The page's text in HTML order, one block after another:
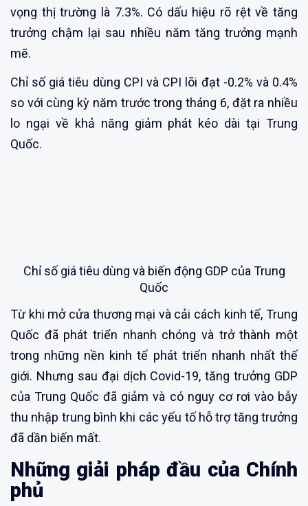
vọng thị trường là 7.3%. Có dấu hiệu rõ rệt về tăng
trưởng chậm lại sau nhiều năm tăng trưởng mạnh
mẽ.
Chỉ số giá tiêu dùng CPI và CPI lõi đạt -0.2% và 0.4%
so với cùng kỳ năm trước trong tháng 6, đặt ra nhiều
lo ngại về khả năng giảm phát kéo dài tại Trung
Quốc.
Chỉ số giá tiêu dùng và biến động GDP của Trung
Quốc
Từ khi mở cửa thương mại và cải cách kinh tế, Trung
Quốc đã phát triển nhanh chóng và trở thành một
trong những nền kinh tế phát triển nhanh nhất thế
giới. Nhưng sau đại dịch Covid-19, tăng trưởng GDP
của Trung Quốc đã giảm và có nguy cơ rơi vào bẫy
thu nhập trung bình khi các yếu tố hỗ trợ tăng trưởng
đã dần biến mất.
Những giải pháp đầu của Chính
phủ